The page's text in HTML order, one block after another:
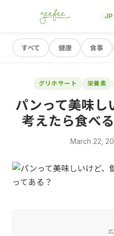
JP
すべて 健康 食事
グリホサート 栄養素
パンって美味し
考えたら食べ
March 22,